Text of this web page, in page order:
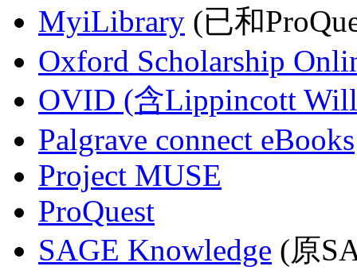
MyiLibrary (已和
Oxford Scholarship
OVID (含Lippincott
Palgrave connect eBooks
Project MUSE
ProQuest
SAGE Knowledge (原